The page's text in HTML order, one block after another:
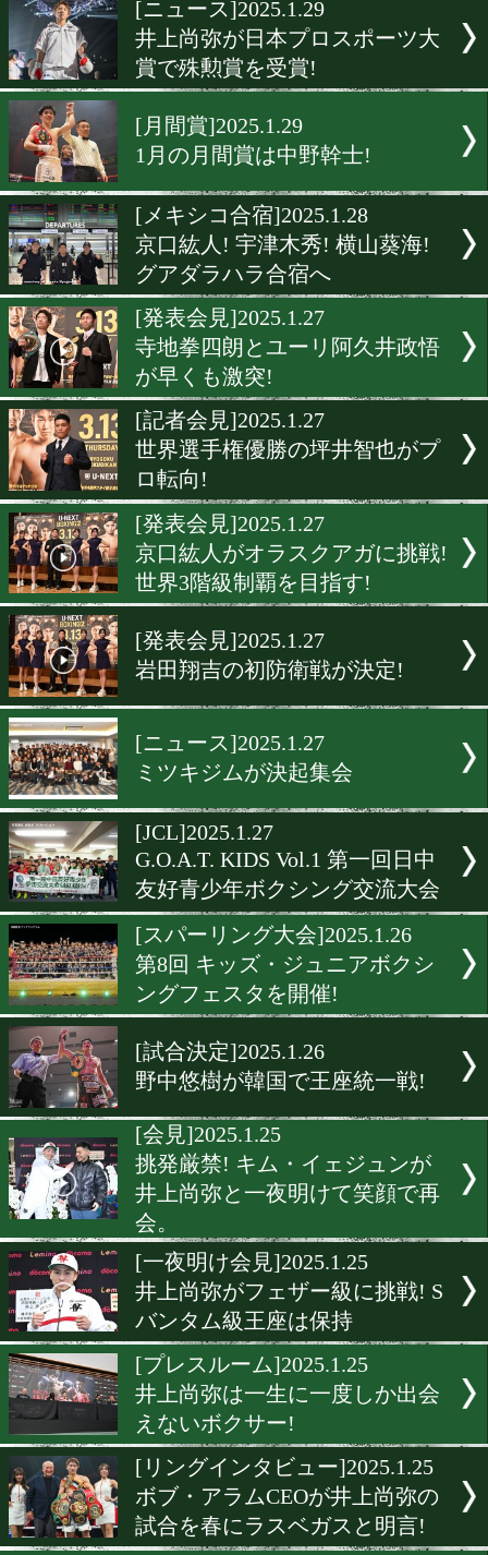
グアダラハラ合宿をスター
[チケット情報]2025.1.30
は2月5日18時販売開始
[ニュース]2025.1.29
井上尚弥が日本プロスポー
賞で殊勲賞を受賞!
[月間賞]2025.1.29
1月の月間賞は中野幹士!
[メキシコ合宿]2025.1.28
京口紘人! 宇津木秀! 横山
グアダラハラ合宿へ
[発表会見]2025.1.27
寺地拳四朗とユーリ阿久井
が早くも激突!
[記者会見]2025.1.27
ロ転向!
[発表会見]2025.1.27
京口紘人がオラスクアガに
世界3階級制覇を目指す!
[発表会見]2025.1.27
岩田翔吉の初防衛戦が決定!
[ニュース]2025.1.27
ミツキジムが決起集会
[JCL]2025.1.27
友好青少年ボクシング交流
[スパーリング大会
第8回 キッズ・ジュニアボ
ングフェスタを開催!
[試合決定]2025.1.26
野中悠樹が韓国で王座統一